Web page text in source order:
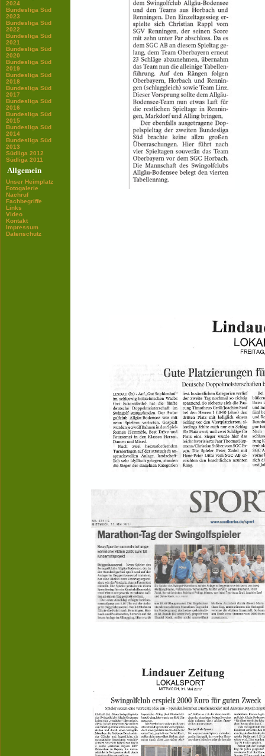
2024
Bundesliga Süd
2023
Bundesliga Süd
2022
Bundesliga Süd
2021
Bundesliga Süd
2020
Bundesliga Süd
2019
Bundesliga Süd
2018
Bundesliga Süd
2017
Bundesliga Süd
2016
Bundesliga Süd
2015
Bundesliga Süd
2014
Bundesliga Süd
2013
Südliga 2012
Südliga 2011
Allgemein
Unser Heimplatz
Fotogalerie
Nachruf
Fachbegriffe
Links
Video
Kontakt
Impressum
Datenschutz